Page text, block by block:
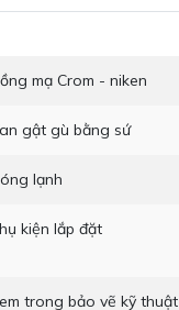
mạ Crom - niken
gật gù bằng sứ
lạnh
kiện lắp đặt
trong bảo vẽ kỹ thuật